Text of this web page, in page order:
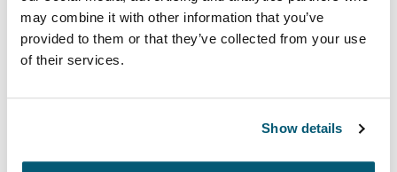
may combine it with other information that you’ve
provided to them or that they’ve collected from your use
of their services.
Show details
fabricada con una espuma con memoria que brinda